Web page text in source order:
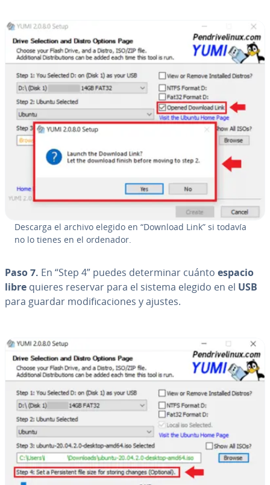
Descarga el archivo elegido en “Download Link” si todavía
no lo tienes en el ordenador.
Paso 7. En “Step 4” puedes de­te­r­mi­nar cuánto espacio
libre quieres reservar para el sistema elegido en el USB
para guardar mo­di­fi­ca­cio­nes y ajustes.